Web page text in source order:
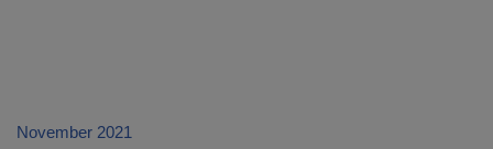
November 2021